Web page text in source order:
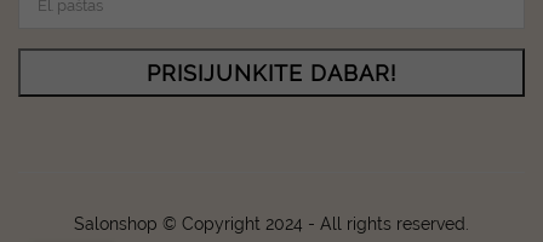
PRISIJUNKITE DABAR!
Salonshop © Copyright 2024 - All rights reserved.